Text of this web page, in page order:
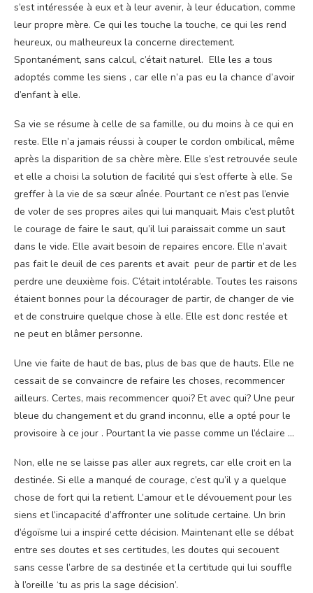
s’est intéressée à eux et à leur avenir, à leur éducation, comme
leur propre mère. Ce qui les touche la touche, ce qui les rend
heureux, ou malheureux la concerne directement.
Spontanément, sans calcul, c’était naturel. Elle les a tous
adoptés comme les siens , car elle n’a pas eu la chance d’avoir
d’enfant à elle.
Sa vie se résume à celle de sa famille, ou du moins à ce qui en
reste. Elle n’a jamais réussi à couper le cordon ombilical, même
après la disparition de sa chère mère. Elle s’est retrouvée seule
et elle a choisi la solution de facilité qui s’est offerte à elle. Se
greffer à la vie de sa sœur aînée. Pourtant ce n’est pas l’envie
de voler de ses propres ailes qui lui manquait. Mais c’est plutôt
le courage de faire le saut, qu’il lui paraissait comme un saut
dans le vide. Elle avait besoin de repaires encore. Elle n’avait
pas fait le deuil de ces parents et avait peur de partir et de les
perdre une deuxième fois. C’était intolérable. Toutes les raisons
étaient bonnes pour la décourager de partir, de changer de vie
et de construire quelque chose à elle. Elle est donc restée et
ne peut en blâmer personne.
Une vie faite de haut de bas, plus de bas que de hauts. Elle ne
cessait de se convaincre de refaire les choses, recommencer
ailleurs. Certes, mais recommencer quoi? Et avec qui? Une peur
bleue du changement et du grand inconnu, elle a opté pour le
provisoire à ce jour . Pourtant la vie passe comme un l’éclaire …
Non, elle ne se laisse pas aller aux regrets, car elle croit en la
destinée. Si elle a manqué de courage, c’est qu’il y a quelque
chose de fort qui la retient. L’amour et le dévouement pour les
siens et l’incapacité d’affronter une solitude certaine. Un brin
d’égoïsme lui a inspiré cette décision. Maintenant elle se débat
entre ses doutes et ses certitudes, les doutes qui secouent
sans cesse l’arbre de sa destinée et la certitude qui lui souffle
à l’oreille ‘tu as pris la sage décision’.